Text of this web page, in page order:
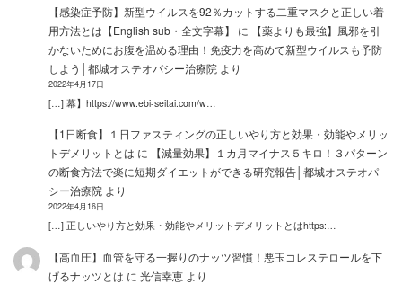
【感染症予防】新型ウイルスを92％カットする二重マスクと正しい着
用方法とは【English sub・全文字幕】
に
【薬よりも最強】風邪を引
かないためにお腹を温める理由！免疫力を高めて新型ウイルスも予防
しよう│都城オステオパシー治療院 より
2022年4月17日
[…] 幕】https://www.ebi-seitai.com/w…
【1日断食】１日ファスティングの正しいやり方と効果・効能やメリッ
トデメリットとは に
【減量効果】１カ月マイナス５キロ！３パターン
の断食方法で楽に短期ダイエットができる研究報告│都城オステオパ
シー治療院 より
2022年4月16日
[…] 正しいやり方と効果・効能やメリットデメリットとはhttps:…
【高血圧】血管を守る一握りのナッツ習慣！悪玉コレステロールを下
げるナッツとは に 光信幸恵 より